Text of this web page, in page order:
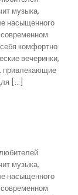
музыка,
насыщенного
комфортно
вечеринки,
привлекающие
[…]
музыка,
насыщенного